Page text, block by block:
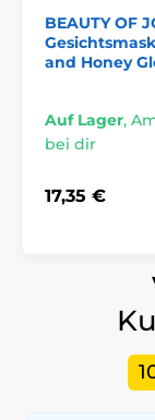
BEAUTY OF
and Honey
Auf Lager,
bei dir
17,35 €